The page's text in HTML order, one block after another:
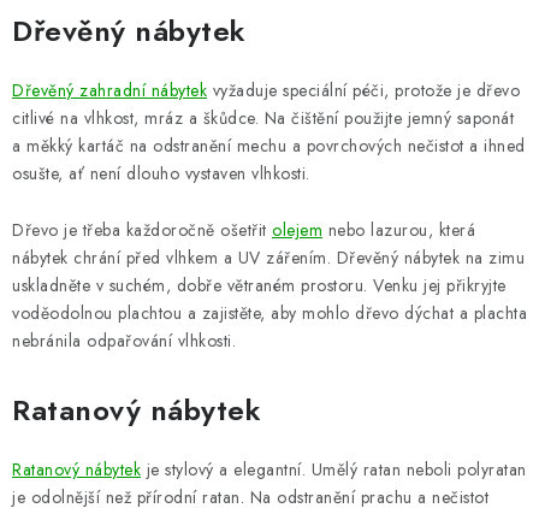
Nákup na splátky ESSOX
Dřevěný nábytek
Dřevěný zahradní nábytek vyžaduje speciální péči, protože je dřevo
citlivé na vlhkost, mráz a škůdce. Na čištění použijte jemný saponát
a měkký kartáč na odstranění mechu a povrchových nečistot a ihned
osušte, ať není dlouho vystaven vlhkosti.
Dřevo je třeba každoročně ošetřit olejem nebo lazurou, která
nábytek chrání před vlhkem a UV zářením. Dřevěný nábytek na zimu
uskladněte v suchém, dobře větraném prostoru. Venku jej přikryjte
voděodolnou plachtou a zajistěte, aby mohlo dřevo dýchat a plachta
nebránila odpařování vlhkosti.
Ratanový nábytek
Ratanový nábytek je stylový a elegantní. Umělý ratan neboli polyratan
je odolnější než přírodní ratan. Na odstranění prachu a nečistot